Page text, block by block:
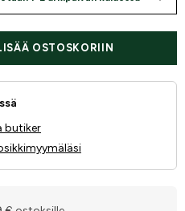
OSTOSKORIIN
butiker